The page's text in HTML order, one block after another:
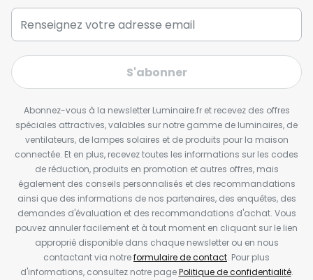
S'abonner
Abonnez-vous à la newsletter Luminaire.fr et recevez des offres
spéciales attractives, valables sur notre gamme de luminaires, de
ventilateurs, de lampes solaires et de produits pour la maison
connectée. Et en plus, recevez toutes les informations sur les codes
de réduction, produits en promotion et autres offres, mais
également des conseils personnalisés et des recommandations
ainsi que des informations de nos partenaires, des enquêtes, des
demandes d'évaluation et des recommandations d'achat. Vous
pouvez annuler facilement et à tout moment en cliquant sur le lien
approprié disponible dans chaque newsletter ou en nous
contactant via notreformulaire de contact. Pour plus
d'informations, consultez notre pagePolitique de confidentialité.